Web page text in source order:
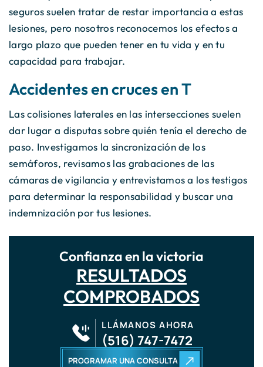
seguros suelen tratar de restar importancia a estas
lesiones, pero nosotros reconocemos los efectos a
largo plazo que pueden tener en tu vida y en tu
capacidad para trabajar.
Accidentes en cruces en T
Las colisiones laterales en las intersecciones suelen
dar lugar a disputas sobre quién tenía el derecho de
paso. Investigamos la sincronización de los
semáforos, revisamos las grabaciones de las
cámaras de vigilancia y entrevistamos a los testigos
para determinar la responsabilidad y buscar una
indemnización por tus lesiones.
Confianza en la victoria
RESULTADOS
COMPROBADOS
PROGRAMAR UNA CONSULTA
LLÁMANOS AHORA
(516) 747-7472